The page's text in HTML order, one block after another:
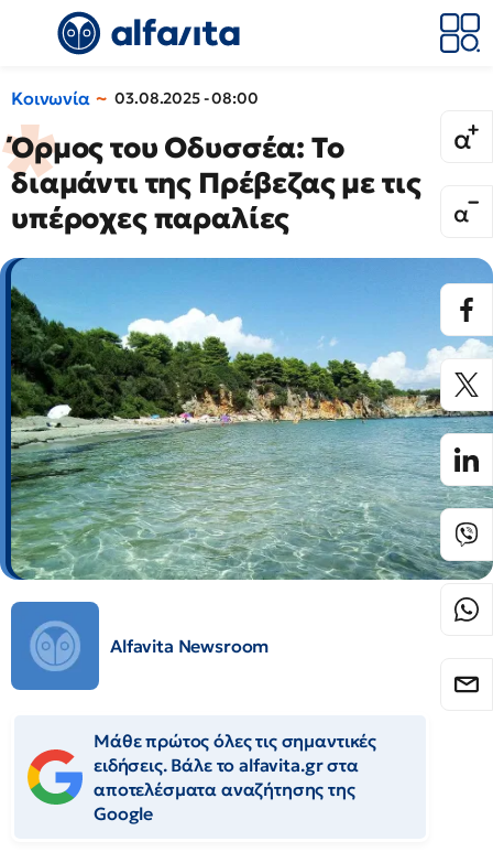
Κοινωνία 03.08.2025 - 08:00
Όρμος του Οδυσσέα: Το
διαμάντι της Πρέβεζας με τις
υπέροχες παραλίες
Alfavita Newsroom
Μάθε πρώτος όλες τις σημαντικές
ειδήσεις. Βάλε το alfavita.gr στα
αποτελέσματα αναζήτησης της
Google